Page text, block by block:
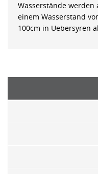
Wasserstände werden
einem Wasserstand
100cm in Uebersyren